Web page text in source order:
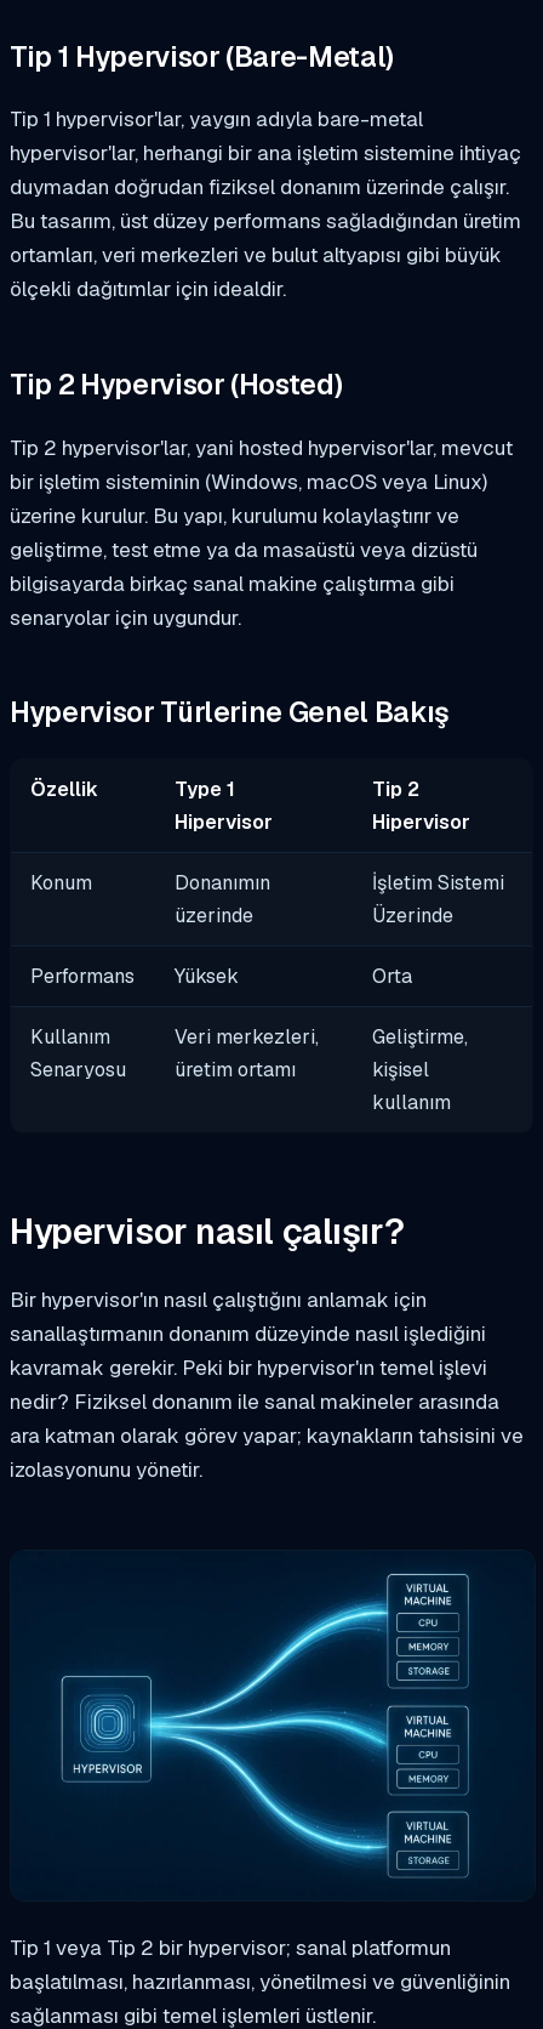
Tip 1 Hypervisor (Bare-Metal)
Tip 1 hypervisor'lar, yaygın adıyla bare-metal
hypervisor'lar, herhangi bir ana işletim sistemine ihtiyaç
duymadan doğrudan fiziksel donanım üzerinde çalışır.
Bu tasarım, üst düzey performans sağladığından üretim
ortamları, veri merkezleri ve bulut altyapısı gibi büyük
ölçekli dağıtımlar için idealdir.
Tip 2 Hypervisor (Hosted)
Tip 2 hypervisor'lar, yani hosted hypervisor'lar, mevcut
bir işletim sisteminin (Windows, macOS veya Linux)
üzerine kurulur. Bu yapı, kurulumu kolaylaştırır ve
geliştirme, test etme ya da masaüstü veya dizüstü
bilgisayarda birkaç sanal makine çalıştırma gibi
senaryolar için uygundur.
Hypervisor Türlerine Genel Bakış
Özellik
Type 1
Hipervisor
Tip 2
Hipervisor
Konum
Donanımın
üzerinde
İşletim Sistemi
Üzerinde
Performans Yüksek Orta
Kullanım
Senaryosu
Veri merkezleri,
üretim ortamı
Geliştirme,
kişisel
kullanım
Hypervisor nasıl çalışır?
Bir hypervisor'ın nasıl çalıştığını anlamak için
sanallaştırmanın donanım düzeyinde nasıl işlediğini
kavramak gerekir. Peki bir hypervisor'ın temel işlevi
nedir? Fiziksel donanım ile sanal makineler arasında
ara katman olarak görev yapar; kaynakların tahsisini ve
izolasyonunu yönetir.
Tip 1 veya Tip 2 bir hypervisor; sanal platformun
başlatılması, hazırlanması, yönetilmesi ve güvenliğinin
sağlanması gibi temel işlemleri üstlenir.